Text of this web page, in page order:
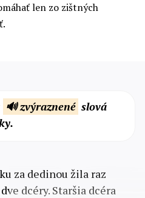
len zo zištných
🔊 zvýraznené slová
za dedinou žila raz
dcéry. Staršia dcéra